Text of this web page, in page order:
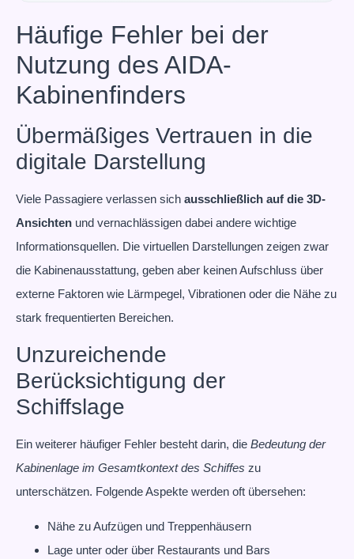
Häufige Fehler bei der
Nutzung des AIDA-
Kabinenfinders
Übermäßiges Vertrauen in die
digitale Darstellung
Viele Passagiere verlassen sich ausschließlich auf die 3D-
Ansichten und vernachlässigen dabei andere wichtige
Informationsquellen. Die virtuellen Darstellungen zeigen zwar
die Kabinenausstattung, geben aber keinen Aufschluss über
externe Faktoren wie Lärmpegel, Vibrationen oder die Nähe zu
stark frequentierten Bereichen.
Unzureichende
Berücksichtigung der
Schiffslage
Ein weiterer häufiger Fehler besteht darin, die Bedeutung der
Kabinenlage im Gesamtkontext des Schiffes zu
unterschätzen. Folgende Aspekte werden oft übersehen:
Nähe zu Aufzügen und Treppenhäusern
Lage unter oder über Restaurants und Bars